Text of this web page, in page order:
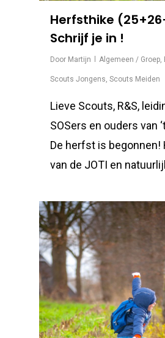
Herfsthike
Schrijf je in !
Door Martijn Algemeen / Groep,
Scouts Jongens, Scouts Meiden
Lieve Scouts, R&S,
SOSers en ouders van
De herfst is begonnen!
van de JOTI en